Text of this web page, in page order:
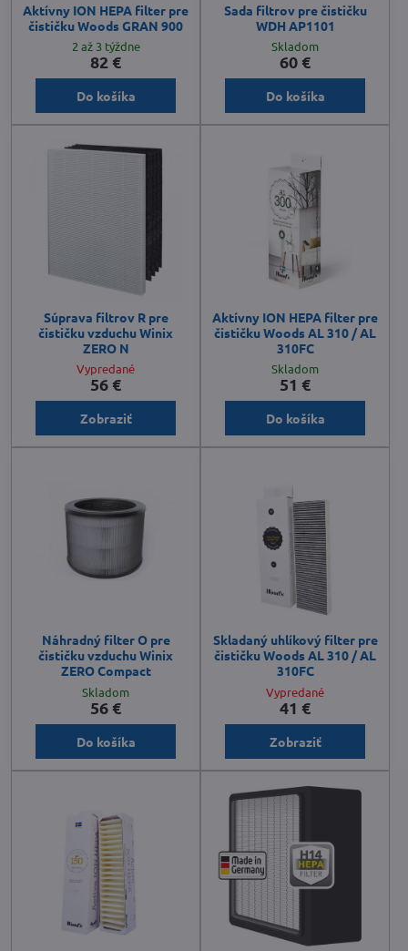
Aktívny ION HEPA filter pre
čističku Woods GRAN 900
2 až 3 týždne
82 €
Do košíka
Sada filtrov pre čističku
WDH AP1101
Skladom
60 €
Do košíka
Súprava filtrov R pre
čističku vzduchu Winix
ZERO N
Vypredané
56 €
Zobraziť
Aktívny ION HEPA filter pre
čističku Woods AL 310 / AL
310FC
Skladom
51 €
Do košíka
Náhradný filter O pre
čističku vzduchu Winix
ZERO Compact
Skladom
56 €
Do košíka
Skladaný uhlíkový filter pre
čističku Woods AL 310 / AL
310FC
Vypredané
41 €
Zobraziť